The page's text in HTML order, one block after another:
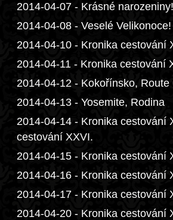
2014-04-07 - Krásné narozeniny!
2014-04-08 - Veselé Velikonoce!
2014-04-10 - Kronika cestování
2014-04-11 - Kronika cestování
2014-04-12 - Kokořínsko, Route
2014-04-13 - Yosemite, Rodina
2014-04-14 - Kronika cestování
cestování XXVI.
2014-04-15 - Kronika cestování
2014-04-16 - Kronika cestování
2014-04-17 - Kronika cestování
2014-04-20 - Kronika cestování